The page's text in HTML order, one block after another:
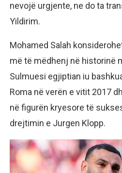
nevojë urgjente, ne do ta
Yildirim.
Mohamed Salah
më të mëdhenj në historinë
Sulmuesi egjiptian iu
Roma në verën e vitit 2017
në figurën kryesore të
drejtimin e Jurgen Klopp.